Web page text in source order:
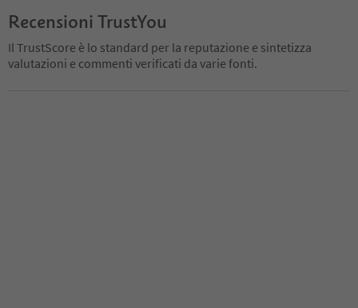
Recensioni TrustYou
Il TrustScore è lo standard per la reputazione e sintetizza
valutazioni e commenti verificati da varie fonti.